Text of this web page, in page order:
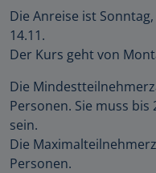
Die Anreise ist
14.11.
Der Kurs geht von
Die
Personen. Sie muss
sein.
Die
Personen.